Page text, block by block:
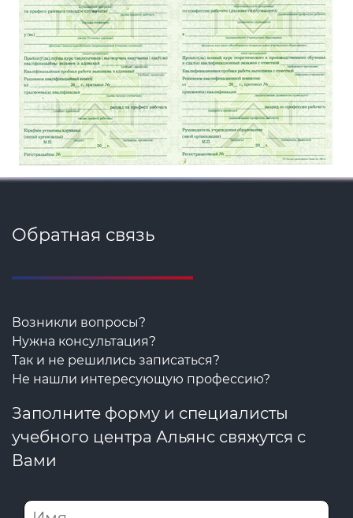
Обратная связь
Возникли вопросы?
Нужна консультация?
Так и не решились записаться?
Не нашли интересующую профессию?
Заполните форму и специалисты
учебного центра Альянс свяжутся с
Вами